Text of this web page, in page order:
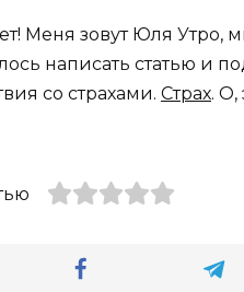
Меня зовут Юля Утро,
написать статью и
со страхами. Страх. О,